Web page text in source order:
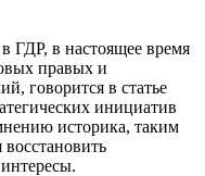
ГДР, в настоящее время
правых и
говорится в статье
инициатив
историка, таким